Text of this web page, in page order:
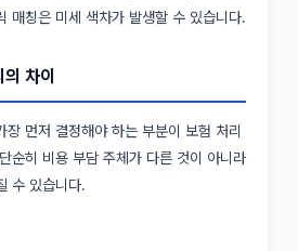
매칭은 미세 색차가 발생할 수 있습니다.
차이
장 먼저 결정해야 하는 부분이 보험 처리
순히 비용 부담 주체가 다른 것이 아니라
수 있습니다.